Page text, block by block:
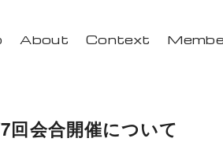
About Context
回会合開催について